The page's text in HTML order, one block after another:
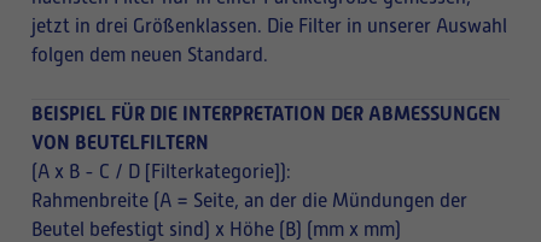
jetzt in drei Größenklassen. Die Filter in unserer Auswahl
folgen dem neuen Standard.
BEISPIEL FÜR DIE INTERPRETATION DER ABMESSUNGEN
VON BEUTELFILTERN
(A x B - C / D [Filterkategorie]):
Rahmenbreite (A = Seite, an der die Mündungen der
Beutel befestigt sind) x Höhe (B) (mm x mm)